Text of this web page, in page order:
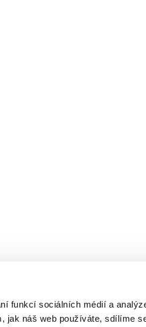
funkcí sociálních médií a
jak náš web používáte, sdílíme